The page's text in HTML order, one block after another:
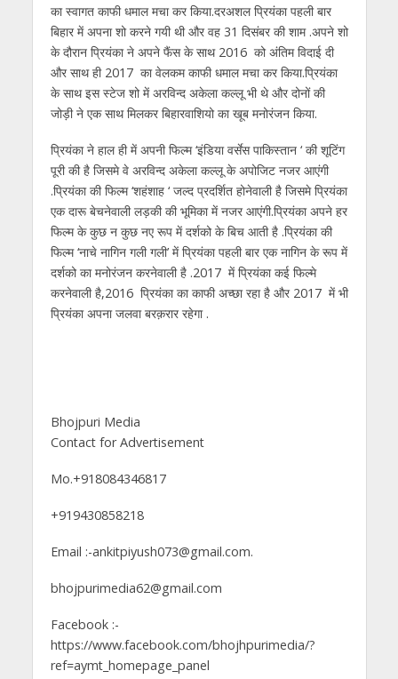
का स्वागत काफी धमाल मचा कर किया.दरअशल प्रियंका पहली बार
बिहार में अपना शो करने गयी थी और वह 31 दिसंबर की शाम .अपने शो
के दौरान प्रियंका ने अपने फैंस के साथ 2016 को अंतिम विदाई दी
और साथ ही 2017 का वेलकम काफी धमाल मचा कर किया.प्रियंका
के साथ इस स्टेज शो में अरविन्द अकेला कल्लू भी थे और दोनों की
जोड़ी ने एक साथ मिलकर बिहारवाशियो का खूब मनोरंजन किया.
प्रियंका ने हाल ही में अपनी फिल्म ‘इंडिया वर्सेस पाकिस्तान ‘ की शूटिंग
पूरी की है जिसमे वे अरविन्द अकेला कल्लू के अपोजिट नजर आएंगी
.प्रियंका की फिल्म ‘शहंशाह ‘ जल्द प्रदर्शित होनेवाली है जिसमे प्रियंका
एक दारू बेचनेवाली लड़की की भूमिका में नजर आएंगी.प्रियंका अपने हर
फिल्म के कुछ न कुछ नए रूप में दर्शको के बिच आती है .प्रियंका की
फिल्म ‘नाचे नागिन गली गली’ में प्रियंका पहली बार एक नागिन के रूप में
दर्शको का मनोरंजन करनेवाली है .2017 में प्रियंका कई फिल्मे
करनेवाली है,2016 प्रियंका का काफी अच्छा रहा है और 2017 में भी
प्रियंका अपना जलवा बरक़रार रहेगा .
Bhojpuri Media
Contact for Advertisement
Mo.+918084346817
+919430858218
Email :-ankitpiyush073@gmail.com.
bhojpurimedia62@gmail.com
Facebook :-
https://www.facebook.com/bhojhpurimedia/?
ref=aymt_homepage_panel